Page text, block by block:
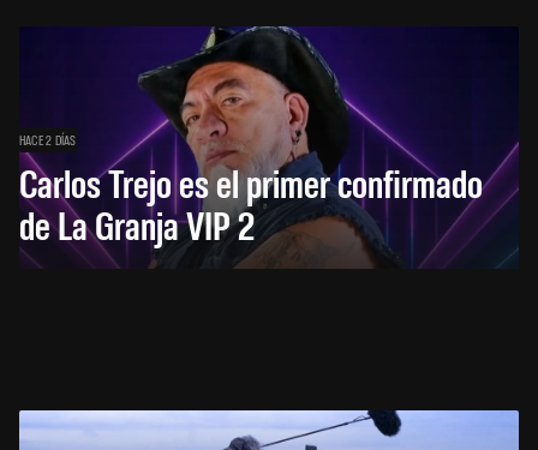
HACE 2 DÍAS
Carlos Trejo es el primer confirmado
de La Granja VIP 2